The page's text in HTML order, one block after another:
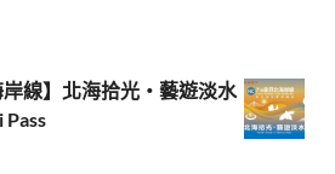
岸線】北海拾光・藝遊淡水
Pass